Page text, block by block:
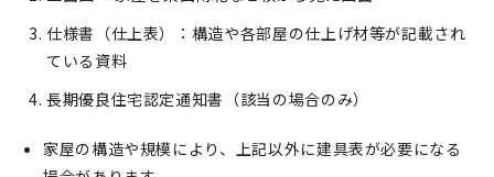
仕様書（仕上表）：構造や各部屋の仕上げ材等が記載され
ている資料
長期優良住宅認定通知書（該当の場合のみ）
家屋の構造や規模により、上記以外に建具表が必要になる